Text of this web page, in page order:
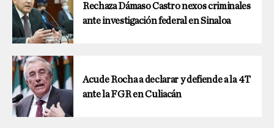
Rechaza Dámaso Castro nexos criminales
ante investigación federal en Sinaloa
Acude Rocha a declarar y defiende a la 4T
ante la FGR en Culiacán